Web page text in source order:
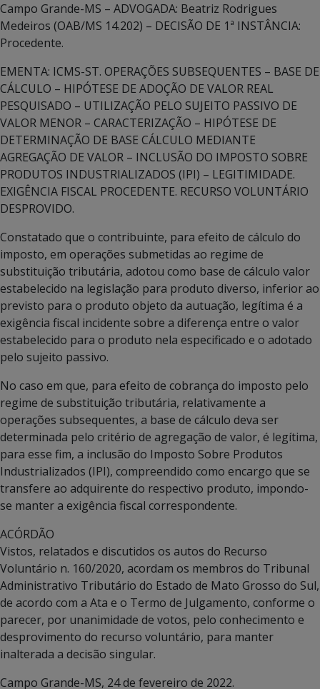
Campo Grande-MS – ADVOGADA: Beatriz Rodrigues
Medeiros (OAB/MS 14.202) – DECISÃO DE 1ª INSTÂNCIA:
Procedente.
EMENTA: ICMS-ST. OPERAÇÕES SUBSEQUENTES – BASE DE
CÁLCULO – HIPÓTESE DE ADOÇÃO DE VALOR REAL
PESQUISADO – UTILIZAÇÃO PELO SUJEITO PASSIVO DE
VALOR MENOR – CARACTERIZAÇÃO – HIPÓTESE DE
DETERMINAÇÃO DE BASE CÁLCULO MEDIANTE
AGREGAÇÃO DE VALOR – INCLUSÃO DO IMPOSTO SOBRE
PRODUTOS INDUSTRIALIZADOS (IPI) – LEGITIMIDADE.
EXIGÊNCIA FISCAL PROCEDENTE. RECURSO VOLUNTÁRIO
DESPROVIDO.
Constatado que o contribuinte, para efeito de cálculo do
imposto, em operações submetidas ao regime de
substituição tributária, adotou como base de cálculo valor
estabelecido na legislação para produto diverso, inferior ao
previsto para o produto objeto da autuação, legítima é a
exigência fiscal incidente sobre a diferença entre o valor
estabelecido para o produto nela especificado e o adotado
pelo sujeito passivo.
No caso em que, para efeito de cobrança do imposto pelo
regime de substituição tributária, relativamente a
operações subsequentes, a base de cálculo deva ser
determinada pelo critério de agregação de valor, é legítima,
para esse fim, a inclusão do Imposto Sobre Produtos
Industrializados (IPI), compreendido como encargo que se
transfere ao adquirente do respectivo produto, impondo-
se manter a exigência fiscal correspondente.
ACÓRDÃO
Vistos, relatados e discutidos os autos do Recurso
Voluntário n. 160/2020, acordam os membros do Tribunal
Administrativo Tributário do Estado de Mato Grosso do Sul,
de acordo com a Ata e o Termo de Julgamento, conforme o
parecer, por unanimidade de votos, pelo conhecimento e
desprovimento do recurso voluntário, para manter
inalterada a decisão singular.
Campo Grande-MS, 24 de fevereiro de 2022.